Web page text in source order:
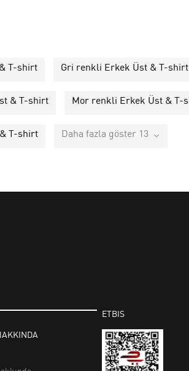
T-shirt Gri renkli Erkek Üst & T-shirt
& T-shirt Mor renkli Erkek Üst & T-
T-shirt Daha fazla göster 13